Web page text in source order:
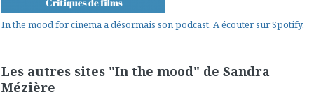
In the mood for cinema a désormais son podcast. A écouter sur Spotify.
Les autres sites "In the mood" de Sandra
Mézière